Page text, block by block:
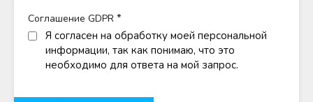
Соглашение GDPR *
Я согласен на обработку моей персональной
информации, так как понимаю, что это
необходимо для ответа на мой запрос.